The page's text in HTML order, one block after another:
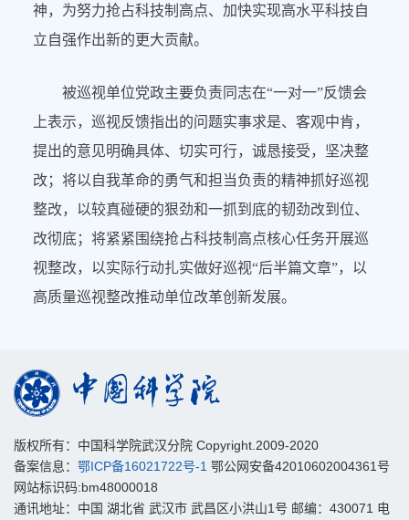
神，为努力抢占科技制高点、加快实现高水平科技自
立自强作出新的更大贡献。
被巡视单位党政主要负责同志在“一对一”反馈会
上表示，巡视反馈指出的问题实事求是、客观中肯，
提出的意见明确具体、切实可行，诚恳接受，坚决整
改；将以自我革命的勇气和担当负责的精神抓好巡视
整改，以较真碰硬的狠劲和一抓到底的韧劲改到位、
改彻底；将紧紧围绕抢占科技制高点核心任务开展巡
视整改，以实际行动扎实做好巡视“后半篇文章”，以
高质量巡视整改推动单位改革创新发展。
版权所有：中国科学院武汉分院 Copyright.2009-2020
备案信息： 鄂ICP备16021722号-1 鄂公网安备42010602004361号
网站标识码:bm48000018
通讯地址：中国 湖北省 武汉市 武昌区小洪山1号 邮编：430071 电